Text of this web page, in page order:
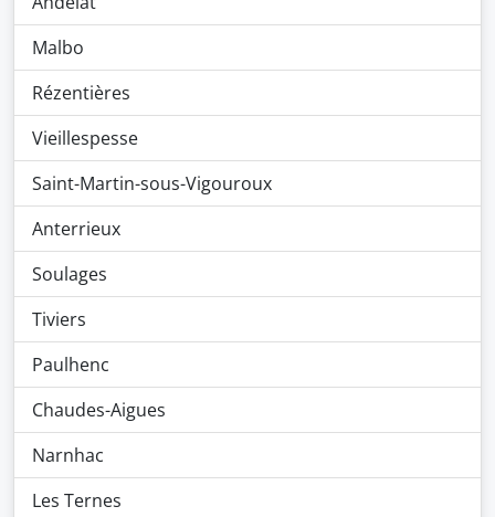
Malbo
Rézentières
Vieillespesse
Saint-Martin-sous-Vigouroux
Anterrieux
Soulages
Tiviers
Paulhenc
Chaudes-Aigues
Narnhac
Les Ternes